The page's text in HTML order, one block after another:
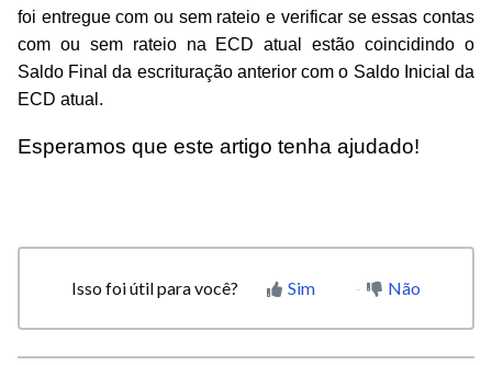
foi entregue com ou sem rateio e verificar se essas contas
com ou sem rateio na ECD atual estão coincidindo o
Saldo Final da escrituração anterior com o Saldo Inicial da
ECD atual.
Esperamos que este artigo tenha ajudado!
Isso foi útil para você? Sim Não